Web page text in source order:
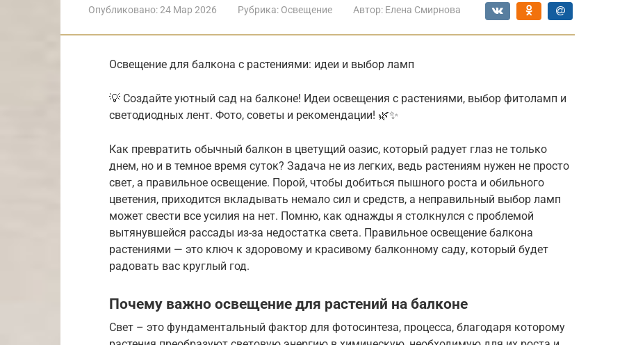
Опубликовано:24 Мар 2026 Рубрика: Освещение Автор: Елена Смирнова
Освещение для балкона с растениями: идеи и выбор ламп
💡 Создайте уютный сад на балконе! Идеи освещения с растениями, выбор фитоламп и
светодиодных лент. Фото, советы и рекомендации! 🌿✨
Как превратить обычный балкон в цветущий оазис, который радует глаз не только
днем, но и в темное время суток? Задача не из легких, ведь растениям нужен не просто
свет, а правильное освещение. Порой, чтобы добиться пышного роста и обильного
цветения, приходится вкладывать немало сил и средств, а неправильный выбор ламп
может свести все усилия на нет. Помню, как однажды я столкнулся с проблемой
вытянувшейся рассады из-за недостатка света. Правильное освещение балкона
растениями — это ключ к здоровому и красивому балконному саду, который будет
радовать вас круглый год.
Почему важно освещение для растений на балконе
Свет – это фундаментальный фактор для фотосинтеза, процесса, благодаря которому